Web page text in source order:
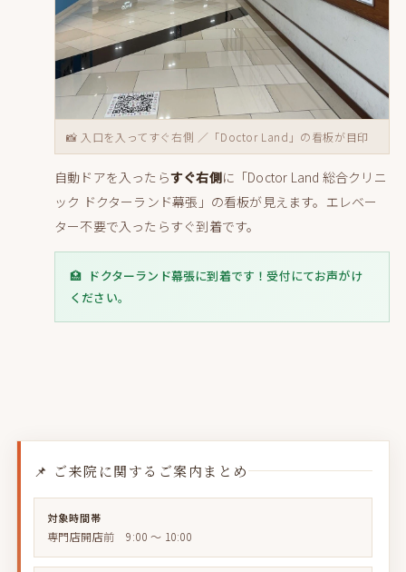
📸 入口を入ってすぐ右側 ／「Doctor Land」の看板が目印
自動ドアを入ったらすぐ右側に「Doctor Land 総合クリニ
ック ドクターランド幕張」の看板が見えます。エレベー
ター不要で入ったらすぐ到着です。
🏥 ドクターランド幕張に到着です！受付にてお声がけ
ください。
📌 ご来院に関するご案内まとめ
対象時間帯
専門店開店前 9:00 〜 10:00